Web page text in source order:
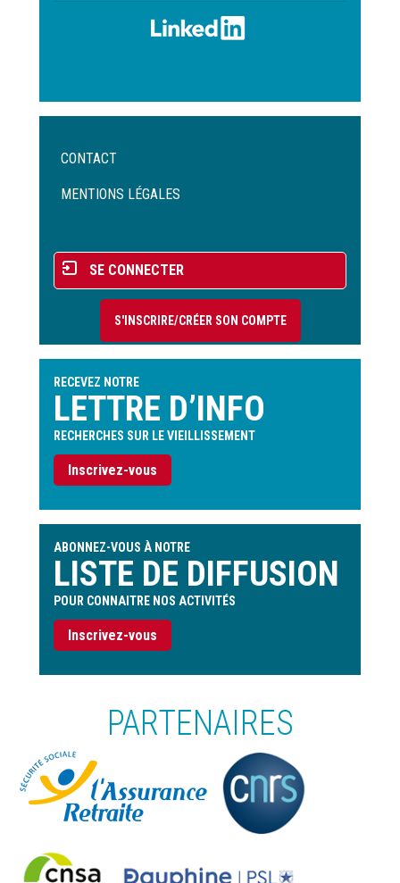
Menu
de
CONTACT
MENTIONS LÉGALES
Menu
du
compte
l'utilisateur
SE CONNECTER
S'INSCRIRE/CRÉER SON COMPTE
RECEVEZ NOTRE
LETTRE D’INFO
RECHERCHES SUR LE VIEILLISSEMENT
Inscrivez-vous
ABONNEZ-VOUS À NOTRE
LISTE DE DIFFUSION
POUR CONNAITRE NOS ACTIVITÉS
Inscrivez-vous
PARTENAIRES